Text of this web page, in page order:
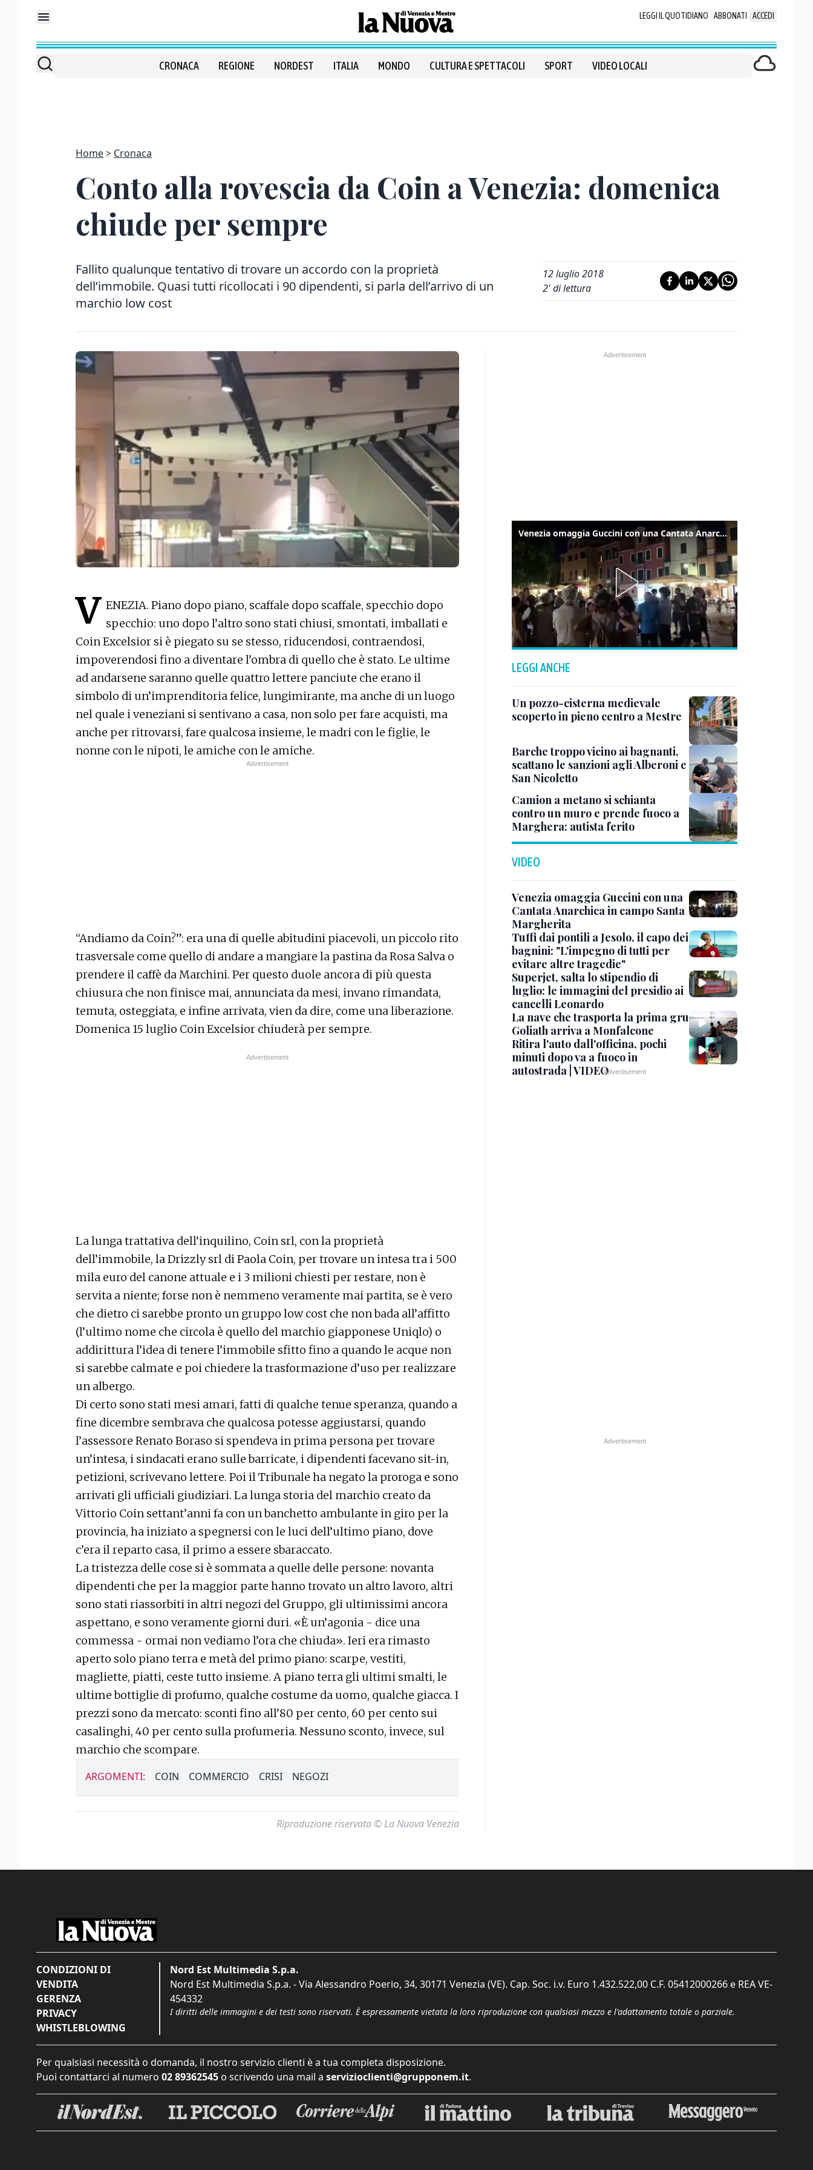
LEGGI IL QUOTIDIANO ABBONATI ACCEDI
CRONACA REGIONE NORDEST ITALIA MONDO CULTURA E SPETTACOLI SPORT VIDEO LOCALI
Home Cronaca
Conto alla rovescia da Coin a Venezia: domenica
chiude per sempre
Fallito qualunque tentativo di trovare un accordo con la proprietà
dell’immobile. Quasi tutti ricollocati i 90 dipendenti, si parla dell’arrivo di un
marchio low cost
12 luglio 2018
2' di lettura
V ENEZIA. Piano dopo piano, scaffale dopo scaffale, specchio dopo
specchio: uno dopo l’altro sono stati chiusi, smontati, imballati e
Coin Excelsior si è piegato su se stesso, riducendosi, contraendosi,
impoverendosi fino a diventare l’ombra di quello che è stato. Le ultime
ad andarsene saranno quelle quattro lettere panciute che erano il
simbolo di un’imprenditoria felice, lungimirante, ma anche di un luogo
nel quale i veneziani si sentivano a casa, non solo per fare acquisti, ma
anche per ritrovarsi, fare qualcosa insieme, le madri con le figlie, le
nonne con le nipoti, le amiche con le amiche.
“Andiamo da Coin?”: era una di quelle abitudini piacevoli, un piccolo rito
trasversale come quello di andare a mangiare la pastina da Rosa Salva o
prendere il caffè da Marchini. Per questo duole ancora di più questa
chiusura che non finisce mai, annunciata da mesi, invano rimandata,
temuta, osteggiata, e infine arrivata, vien da dire, come una liberazione.
Domenica 15 luglio Coin Excelsior chiuderà per sempre.
La lunga trattativa dell’inquilino, Coin srl, con la proprietà
dell’immobile, la Drizzly srl di Paola Coin, per trovare un intesa tra i 500
mila euro del canone attuale e i 3 milioni chiesti per restare, non è
servita a niente; forse non è nemmeno veramente mai partita, se è vero
che dietro ci sarebbe pronto un gruppo low cost che non bada all’affitto
(l’ultimo nome che circola è quello del marchio giapponese Uniqlo) o
addirittura l’idea di tenere l’immobile sfitto fino a quando le acque non
si sarebbe calmate e poi chiedere la trasformazione d’uso per realizzare
un albergo.
Di certo sono stati mesi amari, fatti di qualche tenue speranza, quando a
fine dicembre sembrava che qualcosa potesse aggiustarsi, quando
l’assessore Renato Boraso si spendeva in prima persona per trovare
un’intesa, i sindacati erano sulle barricate, i dipendenti facevano sit-in,
petizioni, scrivevano lettere. Poi il Tribunale ha negato la proroga e sono
arrivati gli ufficiali giudiziari. La lunga storia del marchio creato da
Vittorio Coin settant’anni fa con un banchetto ambulante in giro per la
provincia, ha iniziato a spegnersi con le luci dell’ultimo piano, dove
c’era il reparto casa, il primo a essere sbaraccato.
La tristezza delle cose si è sommata a quelle delle persone: novanta
dipendenti che per la maggior parte hanno trovato un altro lavoro, altri
sono stati riassorbiti in altri negozi del Gruppo, gli ultimissimi ancora
aspettano, e sono veramente giorni duri. «È un’agonia - dice una
commessa - ormai non vediamo l’ora che chiuda». Ieri era rimasto
aperto solo piano terra e metà del primo piano: scarpe, vestiti,
magliette, piatti, ceste tutto insieme. A piano terra gli ultimi smalti, le
ultime bottiglie di profumo, qualche costume da uomo, qualche giacca. I
prezzi sono da mercato: sconti fino all’80 per cento, 60 per cento sui
casalinghi, 40 per cento sulla profumeria. Nessuno sconto, invece, sul
marchio che scompare.
ARGOMENTI: COIN COMMERCIO CRISI NEGOZI
Riproduzione riservata © La Nuova Venezia
Venezia omaggia Guccini con una Cantata Anarchica in campo Santa Margherita
LEGGI ANCHE
Un pozzo-cisterna medievale
scoperto in pieno centro a Mestre
Barche troppo vicino ai bagnanti,
scattano le sanzioni agli Alberoni e
San Nicoletto
Camion a metano si schianta
contro un muro e prende fuoco a
Marghera: autista ferito
VIDEO
Venezia omaggia Guccini con una
Cantata Anarchica in campo Santa
Margherita
Tuffi dai pontili a Jesolo, il capo dei
bagnini: "L'impegno di tutti per
evitare altre tragedie"
Superjet, salta lo stipendio di
luglio: le immagini del presidio ai
cancelli Leonardo
La nave che trasporta la prima gru
Goliath arriva a Monfalcone
Ritira l'auto dall'officina, pochi
minuti dopo va a fuoco in
autostrada | VIDEO
CONDIZIONI DI
VENDITA
GERENZA
PRIVACY
WHISTLEBLOWING
Nord Est Multimedia S.p.a.
Nord Est Multimedia S.p.a. - Via Alessandro Poerio, 34, 30171 Venezia (VE). Cap. Soc. i.v. Euro 1.432.522,00 C.F. 05412000266 e REA VE-
454332
I diritti delle immagini e dei testi sono riservati. È espressamente vietata la loro riproduzione con qualsiasi mezzo e l'adattamento totale o parziale.
Per qualsiasi necessità o domanda, il nostro servizio clienti è a tua completa disposizione.
Puoi contattarci al numero 02 89362545 o scrivendo una mail a servizioclienti@grupponem.it.